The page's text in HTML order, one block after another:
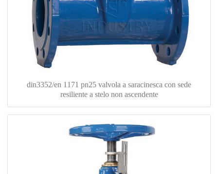
din3352/en 1171 pn25 valvola a saracinesca con sede
resiliente a stelo non ascendente